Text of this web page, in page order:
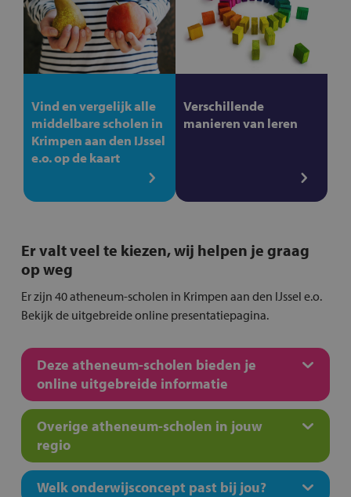
Vind en vergelijk alle
middelbare scholen in
Krimpen aan den IJssel
e.o. op de kaart
Verschillende
manieren van leren
Er valt veel te kiezen, wij helpen je graag
op weg
Er zijn 40 atheneum-scholen in Krimpen aan den IJssel e.o.
Bekijk de uitgebreide online presentatiepagina.
Deze atheneum-scholen bieden je
online uitgebreide informatie
Overige atheneum-scholen in jouw
regio
Welk onderwijsconcept past bij jou?